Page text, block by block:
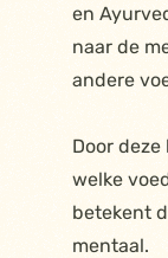
en
naar de
andere
Door
welke
betekent
mentaal.